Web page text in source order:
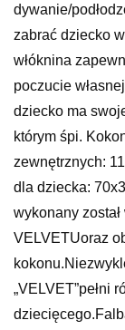
dywanie/
zabrać dziecko
włóknina
poczucie
dziecko ma
którym śpi.
zewnętrznych:
dla dziecka:
wykonany
VELVETUoraz
„VELVET”pełni